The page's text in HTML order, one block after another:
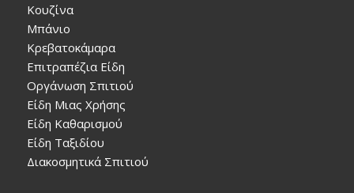
Κουζίνα
Μπάνιο
Κρεβατοκάμαρα
Επιτραπέζια Είδη
Οργάνωση Σπιτιού
Είδη Μιας Χρήσης
Είδη Καθαρισμού
Είδη Ταξιδίου
Διακοσμητικά Σπιτιού